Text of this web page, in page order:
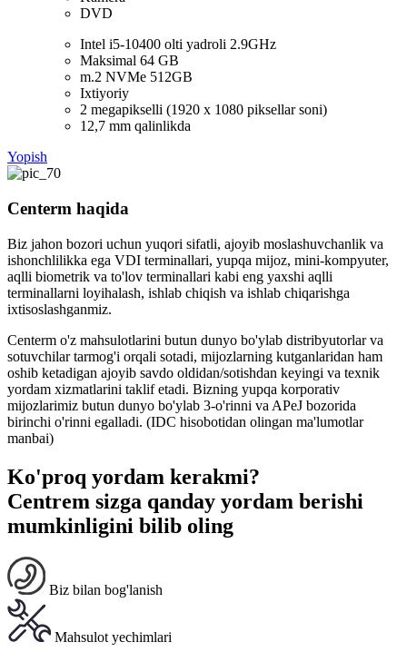
DVD
Intel i5-10400 olti yadroli 2.9GHz
Maksimal 64 GB
m.2 NVMe 512GB
Ixtiyoriy
2 megapikselli (1920 x 1080 piksellar soni)
12,7 mm qalinlikda
Yopish
Centerm haqida
Biz jahon bozori uchun yuqori sifatli, ajoyib moslashuvchanlik va
ishonchlilikka ega VDI terminallari, yupqa mijoz, mini-kompyuter,
aqlli biometrik va to'lov terminallari kabi eng yaxshi aqlli
terminallarni loyihalash, ishlab chiqish va ishlab chiqarishga
ixtisoslashganmiz.
Centerm o'z mahsulotlarini butun dunyo bo'ylab distribyutorlar va
sotuvchilar tarmog'i orqali sotadi, mijozlarning kutganlaridan ham
oshib ketadigan ajoyib savdo oldidan/sotishdan keyingi va texnik
yordam xizmatlarini taklif etadi. Bizning yupqa korporativ
mijozlarimiz butun dunyo bo'ylab 3-o'rinni va APeJ bozorida
birinchi o'rinni egalladi. (IDC hisobotidan olingan ma'lumotlar
manbai)
Ko'proq yordam kerakmi?
Centrem sizga qanday yordam berishi
mumkinligini bilib oling
Biz bilan bog'lanish
Mahsulot yechimlari